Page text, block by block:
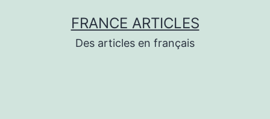
FRANCE ARTICLES
Des articles en français